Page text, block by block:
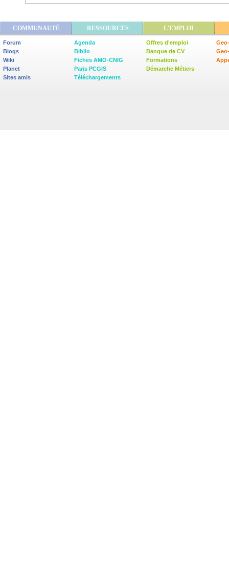
COMMUNAUTÉ RESSOURCES L'EMPLOI
Forum
Blogs
Wiki
Planet
Sites amis
Agenda
Biblio
Fiches AMO-CNIG
Paris PCGIS
Téléchargements
Offres d'emploi
Banque de CV
Formations
Démarche Métiers